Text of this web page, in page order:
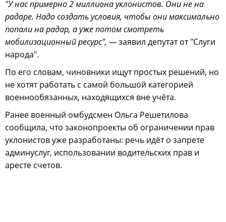
"У нас примерно 2 миллиона уклонистов. Они не на
радаре. Надо создать условия, чтобы они максимально
попали на радар, а уже потом смотреть
мобилизационный ресурс", —заявил депутат от "Слуги
народа".
По его словам, чиновники ищут простых решений, но
не хотят работать с самой большой категорией
военнообязанных, находящихся вне учёта.
Ранее военный омбудсмен Ольга Решетилова
сообщила, что законопроекты об ограничении прав
уклонистов уже разработаны: речь идёт о запрете
админуслуг, использовании водительских прав и
аресте счетов.